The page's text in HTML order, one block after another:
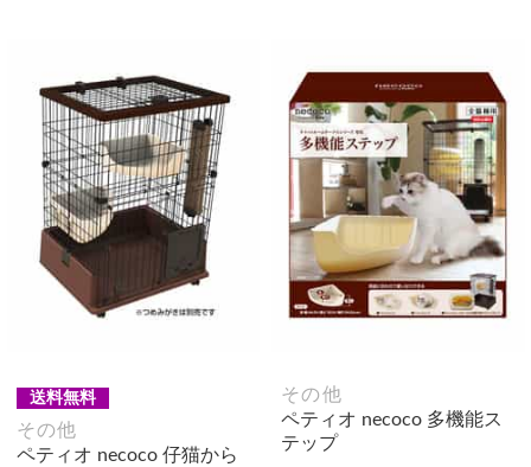
送料無料
その他
ペティオ necoco 仔猫から
その他
ペティオ necoco 多機能ス
テップ